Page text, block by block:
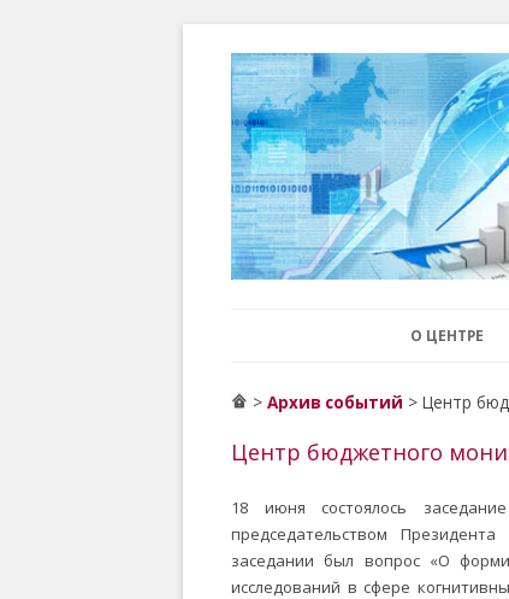
О ЦЕНТРЕ
> Архив событий > Центр
Центр бюджетного
18 июня состоялось
председательством
заседании был вопрос «О
исследований в сфере